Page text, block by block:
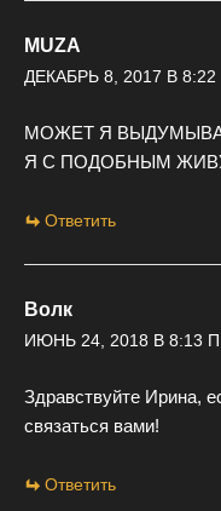
MUZA
ДЕКАБРЬ 8, 2017 В 8:22
МОЖЕТ Я
Я С ПОДОБНЫМ
Ответить
Волк
ИЮНЬ 24, 2018 В 8:13
Здравствуйте Ирина,
связаться вами!
Ответить